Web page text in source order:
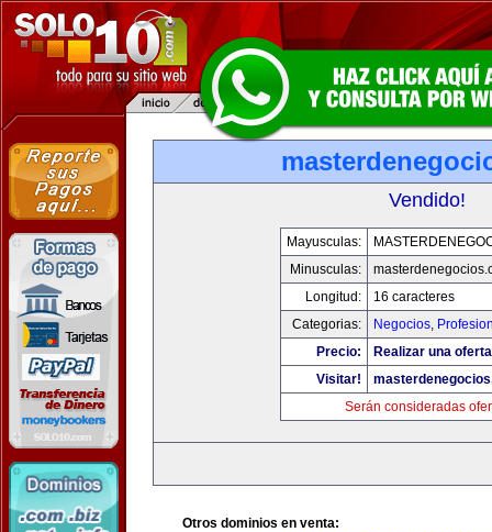
Vendido!
Mayusculas:
Minusculas:
Longitud:
16 caracteres
Categorias:
Negocios,
Precio:
Realizar una
Visitar!
Serán consideradas
Otros dominios en venta: